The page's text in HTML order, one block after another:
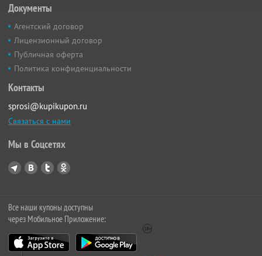
Документы
Агентский договор
Лицензионный договор
Публичная оферта
Политика конфиденциальности
Контакты
sprosi@kupikupon.ru
Связаться с нами
Мы в Соцсетях
Все наши купоны доступны
через Мобильное Приложение: